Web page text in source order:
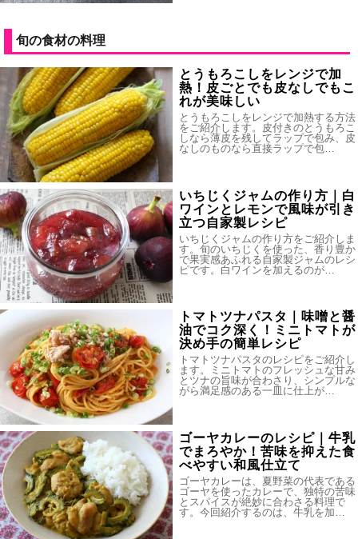
旬の食材の料理
とうもろこしをレンジで加
熱！皮ごとでも皮なしでもこ
れが美味しい
とうもろこしをレンジで加熱する方法
をご紹介します。皮付きのとうもろこ
しなら薄皮を残してラップで包み、皮
なしのものなら直接ラップで包…
いちじくジャムの作り方｜白
ワインとレモンで風味が引き
立つ自家製レシピ
いちじくジャムの作り方をご紹介しま
す。旬のいちじくを使った、香り豊か
で果実感あふれる自家製ジャムのレシ
ピです。白ワインを加えるのが…
トマトツナパスタ｜味噌と醤
油でコク深く！ミニトマトが
決め手の簡単レシピ
トマトツナパスタのレシピをご紹介し
ます。ミニトマトのフレッシュな甘み
とツナの旨味が合わさり、シンプルな
がら満足感のある一皿に仕上が…
ゴーヤカレーのレシピ｜牛乳
でまろやか！苦味を抑えた食
べやすい和風仕立て
ゴーヤカレーは、夏野菜の代表である
ゴーヤを使ったカレーで、独特の苦味
とスパイスが絶妙に合わさる料理で
す。今回紹介するのは、牛乳を加…